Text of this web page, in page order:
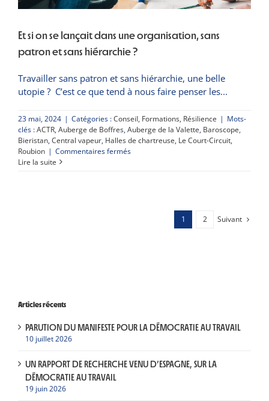
pour
Front
Populaire
Et si on se lançait dans une organisation, sans
patron et sans hiérarchie ?
Travailler sans patron et sans hiérarchie, une belle
utopie ? C’est ce que tend à nous faire penser les
23 mai, 2024 | Catégories :Conseil, Formations, Résilience | Mots-
clés :ACTR,Auberge de Boffres,Auberge de la Valette, Baroscope,
Bieristan,Central vapeur, Halles de chartreuse, Le Court-Circuit,
Roubion | Commentaires ferméssur
Lire la suite
1 2 Suivant
Articles récents
PARUTION DU MANIFESTE POUR LA DÉMOCRATIE AU TRAVAIL
10 juillet 2026
UN RAPPORT DE RECHERCHE VENU D’ESPAGNE, SUR LA
DÉMOCRATIE AU TRAVAIL
19 juin 2026